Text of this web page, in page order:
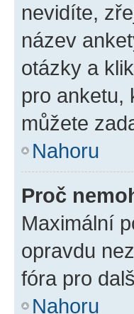
nevidíte,
název
otázky a
pro anketu,
můžete
Nahoru
Proč
Maximální
opravdu
fóra pro
Nahoru